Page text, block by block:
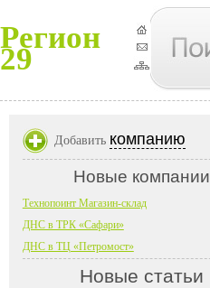
Регион
29
Добавить компанию
Новые компании
Технопоинт Магазин-склад
ДНС в ТРК «Сафари»
ДНС в ТЦ «Петромост»
Новые статьи